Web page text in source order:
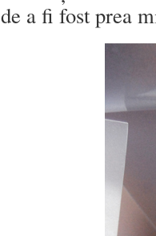
de a fi fost prea